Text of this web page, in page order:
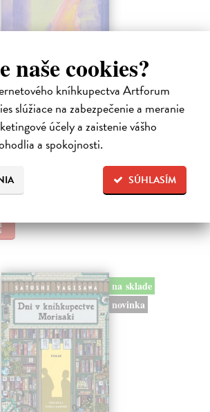
naše cookies?
kníhkupectva Artforum
slúžiace na zabezpečenie a meranie
účely a zaistenie vášho
a spokojnosti.
SÚHLASÍM
nejisté zdi
o tom městě. Město a jeho nejisté zdi –
Harukiho Murakamiho volně navazuje na
na sklade
novinka